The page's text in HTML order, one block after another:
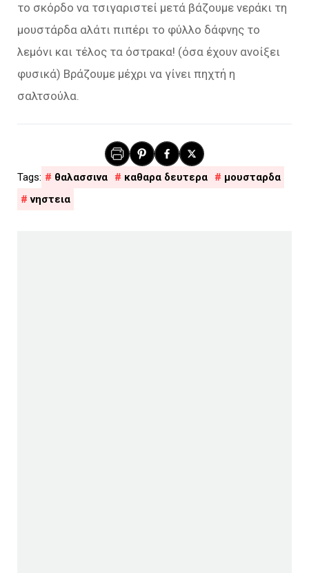
το σκόρδο να τσιγαριστεί μετά βάζουμε νεράκι τη
μουστάρδα αλάτι πιπέρι το φύλλο δάφνης το
λεμόνι και τέλος τα όστρακα! (όσα έχουν ανοίξει
φυσικά) Βράζουμε μέχρι να γίνει πηχτή η
σαλτσούλα.
θαλασσινα καθαρα δευτερα
μουσταρδα
νηστεια